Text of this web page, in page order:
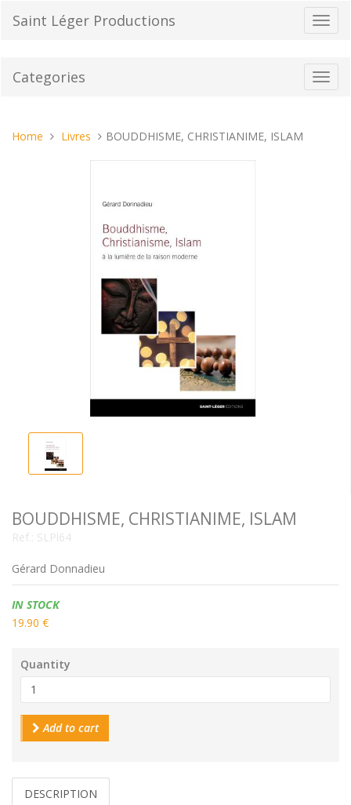
Saint Léger Productions
Categories
You
Home Livres BOUDDHISME, CHRISTIANIME, ISLAM
BOUDDHISME, CHRISTIANIME, ISLAM
Ref.: SLPl64
Gérard Donnadieu
Availability:
IN STOCK
19.90 €
Quantity
Add to cart
DESCRIPTION